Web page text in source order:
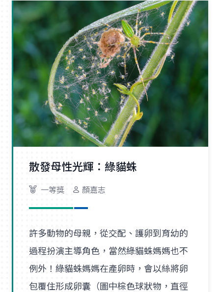
散發母性光輝：綠貓蛛
一等獎 顏嘉志
許多動物的母親，從交配、護卵到育幼的
過程扮演主導角色，當然綠貓蛛媽媽也不
例外！綠貓蛛媽媽在產卵時，會以絲將卵
包覆住形成卵囊（圖中棕色球狀物，直徑